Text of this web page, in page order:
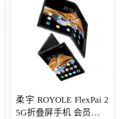
柔宇 ROYOLE FlexPai 2
5G折叠屏手机 会员专享